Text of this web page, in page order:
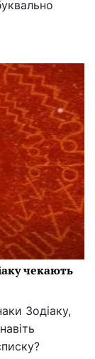
чекають
Зодіаку,